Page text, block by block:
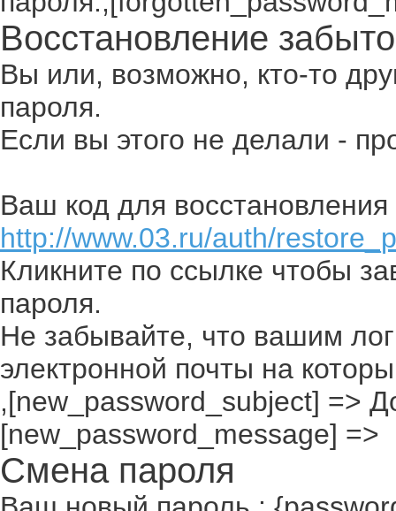
Восстановление
Вы или, возможно, кто-то
пароля.
Если вы этого не делали -
Ваш код для восстановления
http://www.03.ru/auth/
Кликните по ссылке чтобы
пароля.
Не забывайте, что вашим
электронной почты на
,[new_password_subject] =>
[new_password_message] =>
Смена пароля